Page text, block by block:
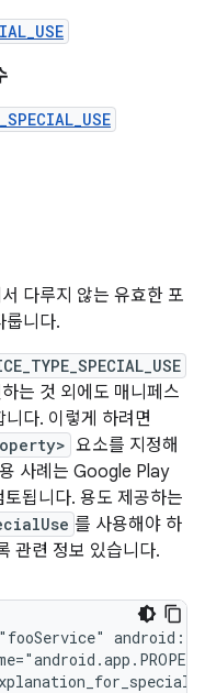
다루지 않는 유효한 포
룹니다.
는 것 외에도 매니페스
다. 이렇게 하려면
요소를 지정해
사례는 Google Play
됩니다. 용도 제공하는
를 사용해야 하
관련 정보 있습니다.